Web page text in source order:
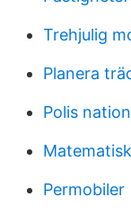
Trehjulig
Planera
Polis
Permobiler